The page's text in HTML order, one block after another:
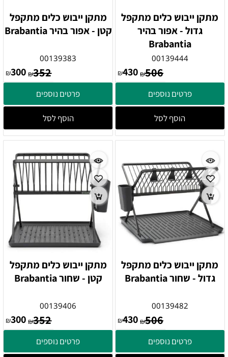
מתקן ייבוש כלים מתקפל
גדול - אפור בהיר
Brabantia
00139444
₪506
₪430
פרטים נוספים
הוסף לסל
מתקן ייבוש כלים מתקפל
קטן - אפור בהיר Brabantia
00139383
₪352
₪300
פרטים נוספים
הוסף לסל
מתקן ייבוש כלים מתקפל
גדול - שחור Brabantia
00139482
₪506
₪430
פרטים נוספים
מתקן ייבוש כלים מתקפל
קטן - שחור Brabantia
00139406
₪352
₪300
פרטים נוספים